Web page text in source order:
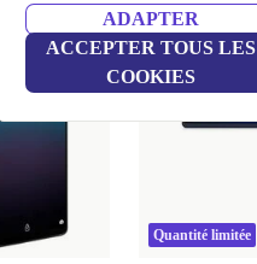
ADAPTER
ACCEPTER TOUS LES
COOKIES
Quantité limitée